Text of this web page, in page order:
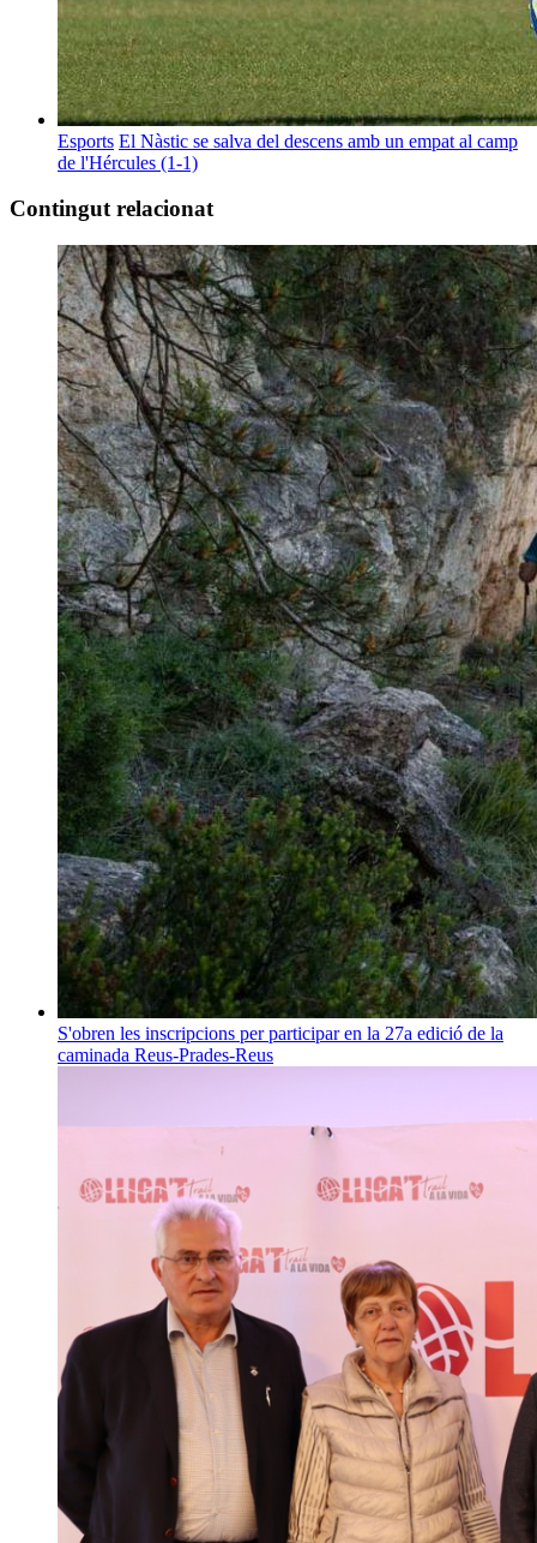
Esports El Nàstic se salva del descens amb un empat al camp
de l'Hércules (1-1)
Contingut relacionat
S'obren les inscripcions per participar en la 27a edició de la
caminada Reus-Prades-Reus